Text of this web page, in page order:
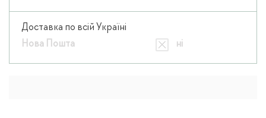
Доставка по всій Україні
Нова Пошта
ні